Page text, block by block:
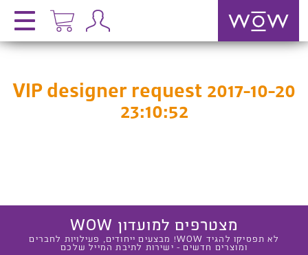
VIP designer request 2017-10-20
23:10:52
מצטרפים למועדון WOW
לא תפסיקו להגיד WOW! מבצעים ייחודים, פעילויות לחברים
ומוצרים חדשים - ישירות לתיבת המייל שלכם